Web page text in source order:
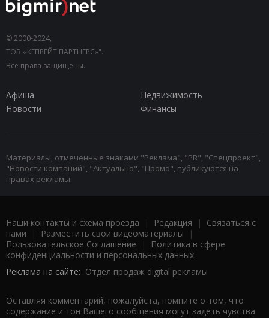
© 2000-2024,
ТОВ «КЕПРЕЙТ ПАРТНЕРС»".
Все права защищены.
Афиша
Недвижимость
Новости
Финансы
Материалы, отмеченные знаками "Реклама", "PR", "Спецпроект",
"Новости компаний", "Актуально", "Промо", публикуются на
правах рекламы.
Наши контакты и схема проезда | Редакция | Связаться с
нами | Разместить свои видеоматериалы |
Пользовательское Соглашение |
Политика в сфере
конфиденциальности и персональных данных
Реклама на сайте: Отдел продаж digital рекламы
Оставляя комментарий, пожалуйста, помните о том, что
содержание и тон Вашего сообщения могут задеть чувства